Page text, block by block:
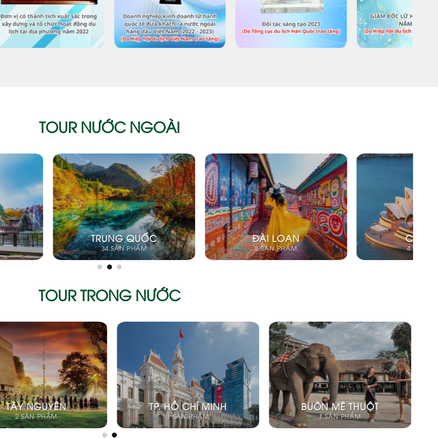
TOUR NƯỚC NGOÀI
CHÂU ÚC
4 SẢN PHẨM
THÁI LAN
3 SẢN PHẨM 3 SẢN PHẨM
TOUR TRONG NƯỚC
MÊ THUỘT
1 SẢN PHẨM
CÁC TỈNH MIỀN TÂY
3 SẢN PHẨM
HỘI AN - ĐÀ NẴNG -
HUẾ
2 SẢN PHẨM